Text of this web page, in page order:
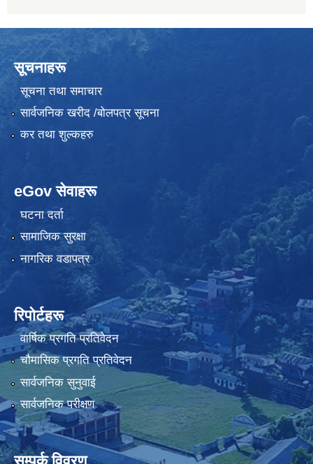
सूचनाहरू
सूचना तथा समाचार
सार्वजनिक खरीद /बोलपत्र सूचना
कर तथा शुल्कहरु
eGov सेवाहरू
घटना दर्ता
सामाजिक सुरक्षा
नागरिक वडापत्र
रिपोर्टहरू
वार्षिक प्रगति प्रतिवेदन
चौमासिक प्रगति प्रतिवेदन
सार्वजनिक सुनुवाई
सार्वजनिक परीक्षण